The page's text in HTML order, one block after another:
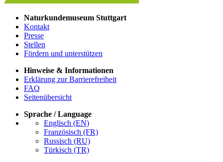
Naturkundemuseum Stuttgart
Kontakt
Presse
Stellen
Fördern und unterstützen
Hinweise & Informationen
Erklärung zur Barrierefreiheit
FAQ
Seitenübersicht
Sprache / Language
Englisch (EN)
Französisch (FR)
Russisch (RU)
Türkisch (TR)